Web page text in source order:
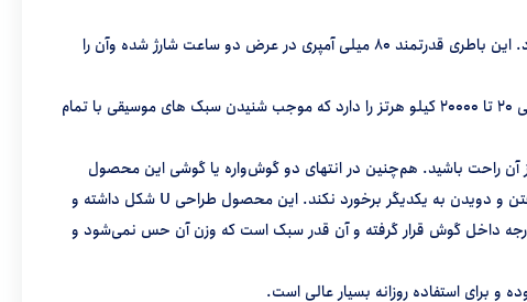
باطری این محصول به گونه‌ای ساخته شده است که هشت الی دوازده ساعت قابلیت استفاده و 120 ساعت قابلیت استند-بای یا آمادگی برای پخش دارد. این باطری قدرتمند 80 میلی آمپری در عرض دو ساعت شارژ شده وآن را
مجهز به درایور 8 میلی‌متری برای پخش صوت است که شنیدن را بیش از پیش برای شما لذت‌بخش می‌کند. این محصول قابلیت دریافت دامنه فرکانسی 20 تا 20000 کیلو هرتز را دارد که موجب شنیدن سبک‌ های موسیقی با تمام
آن راحت‌ باشید. هم‌چنین در انتهای دو گو‌ش‌واره یا گوشی این محصول
مگنت‌هایی جا سازی شده است که زمان ‌هایی که از آن استفاده نمی‌کنید به یکدیگر قفل شده تا هدفون بر روی گردن بماند و گره نخورد یا هنگام راه رفتن و دویدن به یکدیگر برخورد نکند. این محصول طراحی U شکل داشته و
داخل گوش قرار گرفته و آن قدر سبک است که وزن آن حس نمی‌شود و